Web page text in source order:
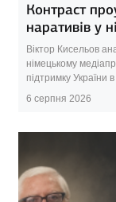
Контраст
наративів у
Віктор Кисельов
німецькому
підтримку України
6 серпня 2026